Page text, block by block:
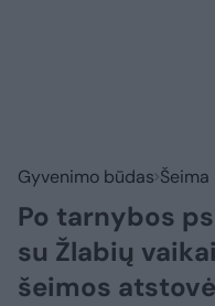
Gyvenimo būdas Šeima
Po tarnybos
su Žlabių
šeimos